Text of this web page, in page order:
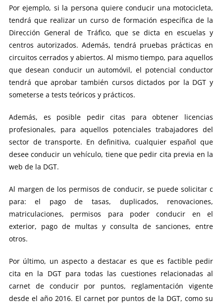
Por ejemplo, si la persona quiere conducir una motocicleta,
tendrá que realizar un curso de formación específica de la
Dirección General de Tráfico, que se dicta en escuelas y
centros autorizados. Además, tendrá pruebas prácticas en
circuitos cerrados y abiertos. Al mismo tiempo, para aquellos
que desean conducir un automóvil, el potencial conductor
tendrá que aprobar también cursos dictados por la DGT y
someterse a tests teóricos y prácticos.
Además, es posible pedir citas para obtener licencias
profesionales, para aquellos potenciales trabajadores del
sector de transporte. En definitiva, cualquier español que
desee conducir un vehículo, tiene que pedir cita previa en la
web de la DGT.
Al margen de los permisos de conducir, se puede solicitar c
para: el pago de tasas, duplicados, renovaciones,
matriculaciones, permisos para poder conducir en el
exterior, pago de multas y consulta de sanciones, entre
otros.
Por último, un aspecto a destacar es que es factible pedir
cita en la DGT para todas las cuestiones relacionadas al
carnet de conducir por puntos, reglamentación vigente
desde el año 2016. El carnet por puntos de la DGT, como su